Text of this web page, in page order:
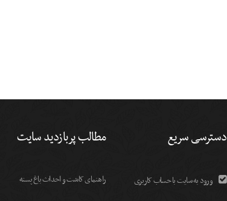
دسترسی سریع
ورود به سایت با حساب کاربری
مطالب پربازدید سایت
راهنمای کاشت و احداث باغ پسته